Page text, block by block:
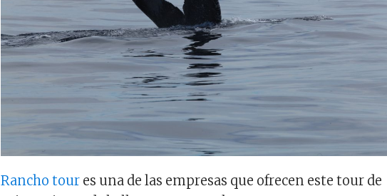
Rancho tour es una de las empresas que ofrecen este tour de